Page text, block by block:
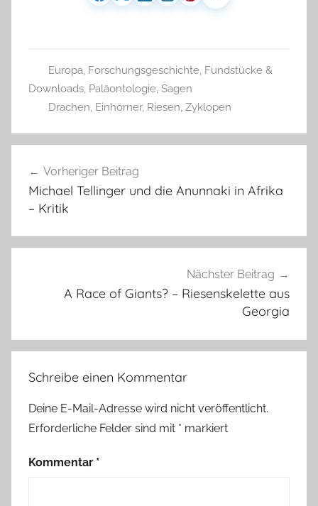
Europa Forschungsgeschichte, Fundstücke &
Downloads Paläontologie Sagen
Drachen Einhörner, Riesen Zyklopen
Vorheriger Beitrag
Michael Tellinger und die Anunnaki in Afrika
– Kritik
Nächster Beitrag
A Race of Giants? – Riesenskelette aus
Georgia
Schreibe einen Kommentar
Deine E-Mail-Adresse wird nicht veröffentlicht.
Erforderliche Felder sind mit * markiert
Kommentar *